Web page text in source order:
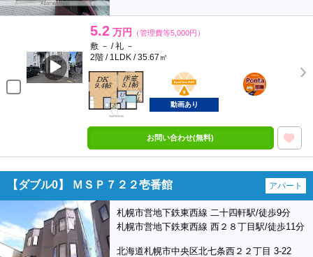
5.2 万円 （管理費等5,000円）
敷 － / 礼 －
2階 / 1LDK / 35.67㎡
BunChinPAY
ポンタ
部屋
動画あり
お問い合わせ(無料)
【ダブル0】 ＭＳＰ７２２壱番館 アパート
札幌市営地下鉄東西線 二十四軒駅/徒歩9分
札幌市営地下鉄東西線 西２８丁目駅/徒歩11分
北海道札幌市中央区北七条西２２丁目 3-22